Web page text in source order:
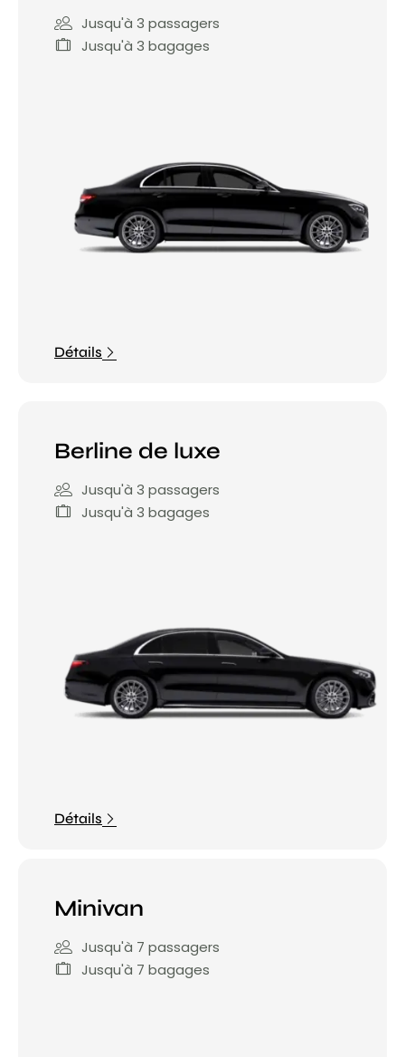
Jusqu'à 3 passagers
Jusqu'à 3 bagages
Détails
Berline de luxe
Jusqu'à 3 passagers
Jusqu'à 3 bagages
Détails
Minivan
Jusqu'à 7 passagers
Jusqu'à 7 bagages